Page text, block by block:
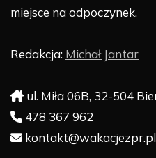
miejsce na odpoczynek.
Redakcja: Michał Jantar
ul. Miła 06B, 32-504
478 367 962
kontakt@wakacjezpr.pl